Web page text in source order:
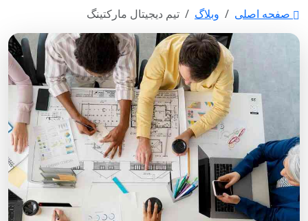
صفحه اصلی
وبلاگ تیم دیجیتال مارکتینگ